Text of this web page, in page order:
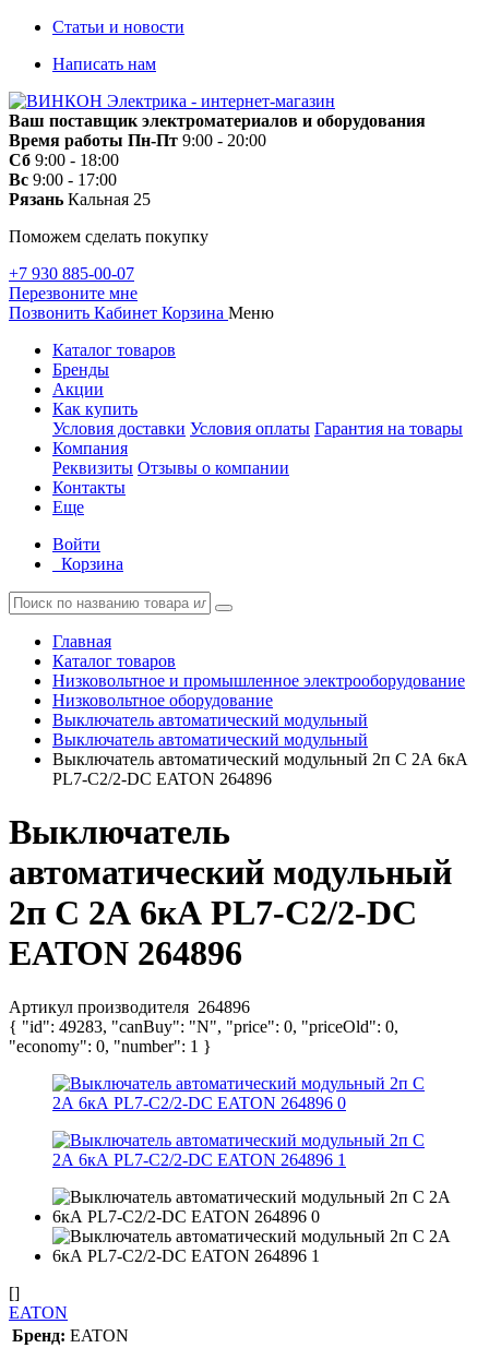
Статьи и новости
Написать нам
Ваш поставщик электроматериалов и оборудования
Время работы Пн-Пт 9:00 - 20:00
Сб 9:00 - 18:00
Вс 9:00 - 17:00
Рязань Кальная 25
Поможем сделать покупку
+7 930 885-00-07
Перезвоните мне
Позвонить Кабинет Корзина Меню
Каталог товаров
Бренды
Акции
Как купить
Условия доставки Условия оплаты Гарантия на товары
Компания
Реквизиты Отзывы о компании
Контакты
Еще
Войти
Корзина
Главная
Каталог товаров
Низковольтное и промышленное электрооборудование
Низковольтное оборудование
Выключатель автоматический модульный
Выключатель автоматический модульный
Выключатель автоматический модульный 2п C 2А 6кА
PL7-C2/2-DC EATON 264896
Выключатель
автоматический модульный
2п C 2А 6кА PL7-C2/2-DC
EATON 264896
Артикул производителя 264896
{ "id": 49283, "canBuy": "N", "price": 0, "priceOld": 0,
"economy": 0, "number": 1 }
[]
EATON
Бренд: EATON